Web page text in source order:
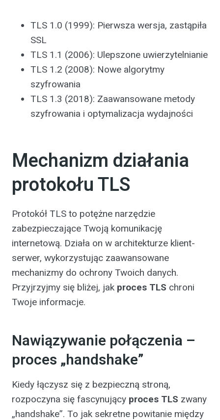
TLS 1.0 (1999): Pierwsza wersja, zastąpiła
SSL
TLS 1.1 (2006): Ulepszone uwierzytelnianie
TLS 1.2 (2008): Nowe algorytmy
szyfrowania
TLS 1.3 (2018): Zaawansowane metody
szyfrowania i optymalizacja wydajności
Mechanizm działania
protokołu TLS
Protokół TLS to potężne narzędzie
zabezpieczające Twoją komunikację
internetową. Działa on w architekturze klient-
serwer, wykorzystując zaawansowane
mechanizmy do ochrony Twoich danych.
Przyjrzyjmy się bliżej, jak proces TLS chroni
Twoje informacje.
Nawiązywanie połączenia –
proces „handshake”
Kiedy łączysz się z bezpieczną stroną,
rozpoczyna się fascynujący proces TLS zwany
„handshake”. To jak sekretne powitanie między